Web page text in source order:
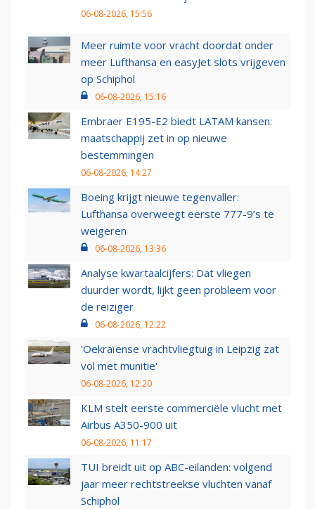
06-08-2026, 15:56
Meer ruimte voor vracht doordat onder
meer Lufthansa en easyJet slots vrijgeven
op Schiphol
06-08-2026, 15:16
Embraer E195-E2 biedt LATAM kansen:
maatschappij zet in op nieuwe
bestemmingen
06-08-2026, 14:27
Boeing krijgt nieuwe tegenvaller:
Lufthansa overweegt eerste 777-9’s te
weigeren
06-08-2026, 13:36
Analyse kwartaalcijfers: Dat vliegen
duurder wordt, lijkt geen probleem voor
de reiziger
06-08-2026, 12:22
'Oekraïense vrachtvliegtuig in Leipzig zat
vol met munitie'
06-08-2026, 12:20
KLM stelt eerste commerciële vlucht met
Airbus A350-900 uit
06-08-2026, 11:17
TUI breidt uit op ABC-eilanden: volgend
jaar meer rechtstreekse vluchten vanaf
Schiphol